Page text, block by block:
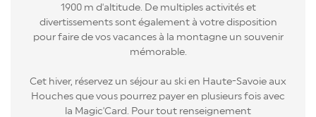
1900 m d'altitude. De multiples activités et
divertissements sont également à votre disposition
pour faire de vos vacances à la montagne un souvenir
mémorable.
Cet hiver, réservez un séjour au ski en Haute-Savoie aux
Houches que vous pourrez payer en plusieurs fois avec
la Magic'Card. Pour tout renseignement